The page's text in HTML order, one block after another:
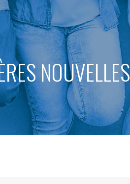
NOUVELLES